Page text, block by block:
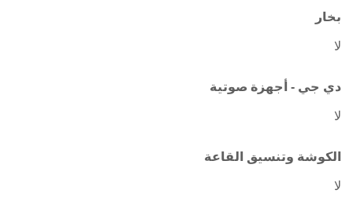
بخار
لا
دي جي - أجهزة صوتية
لا
الكوشة وتنسيق القاعة
لا